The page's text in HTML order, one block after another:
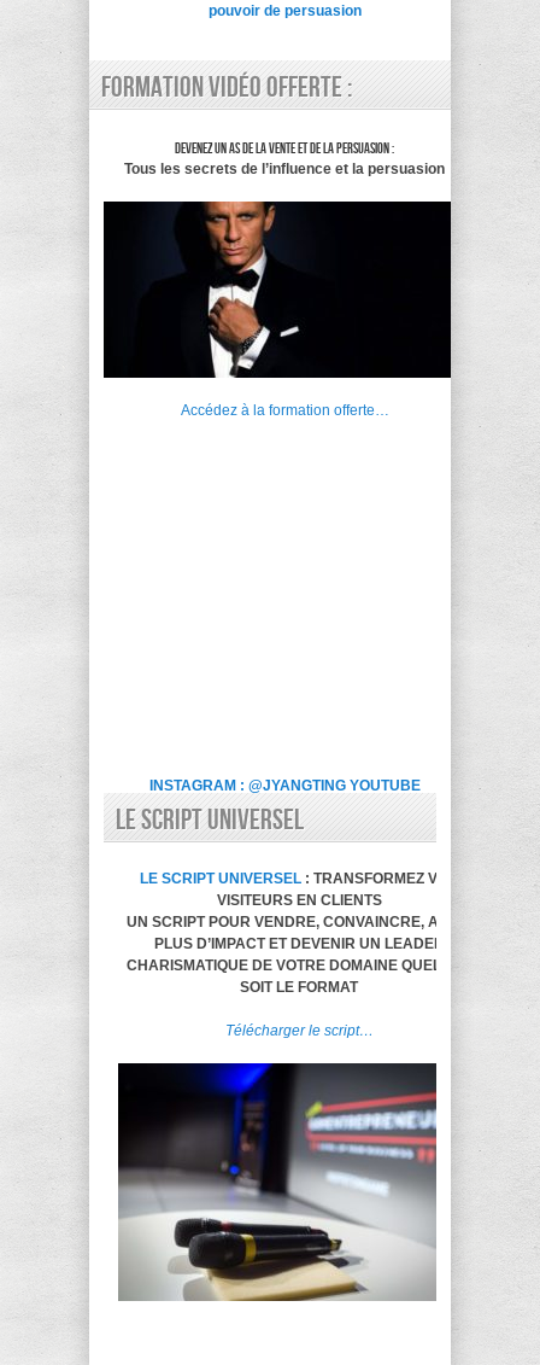
pouvoir de persuasion
Formation vidéo offerte :
Devenez un as de la vente et de la persuasion :
Tous les secrets de l’influence et la persuasion
Accédez à la formation offerte…
INSTAGRAM : @JYANGTING YOUTUBE
LE SCRIPT UNIVERSEL
LE SCRIPT UNIVERSEL : TRANSFORMEZ VOS
VISITEURS EN CLIENTS
UN SCRIPT POUR VENDRE, CONVAINCRE, AVOIR
PLUS D’IMPACT ET DEVENIR UN LEADER
CHARISMATIQUE DE VOTRE DOMAINE QUELQUE
SOIT LE FORMAT
Télécharger le script…